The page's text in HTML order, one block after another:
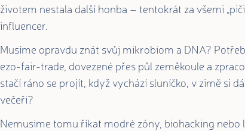
životem nestala další honba – tentokrát za všemi
influencer.
Musíme opravdu znát svůj mikrobiom a DNA?
ezo-fair-trade, dovezené přes půl zeměkoule a
stačí ráno se projít, když vychází sluníčko, v zimě si
večeři?
Nemusíme tomu říkat modré zóny, biohacking nebo